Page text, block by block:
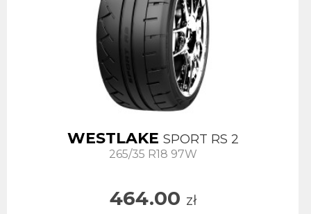
WESTLAKE SPORT RS 2
265/35 R18 97W
464.00 zł